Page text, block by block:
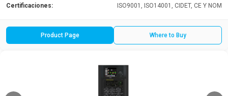
Certificaciones: ISO9001, ISO14001, CIDET, CE Y NOM
Product Page Where to Buy